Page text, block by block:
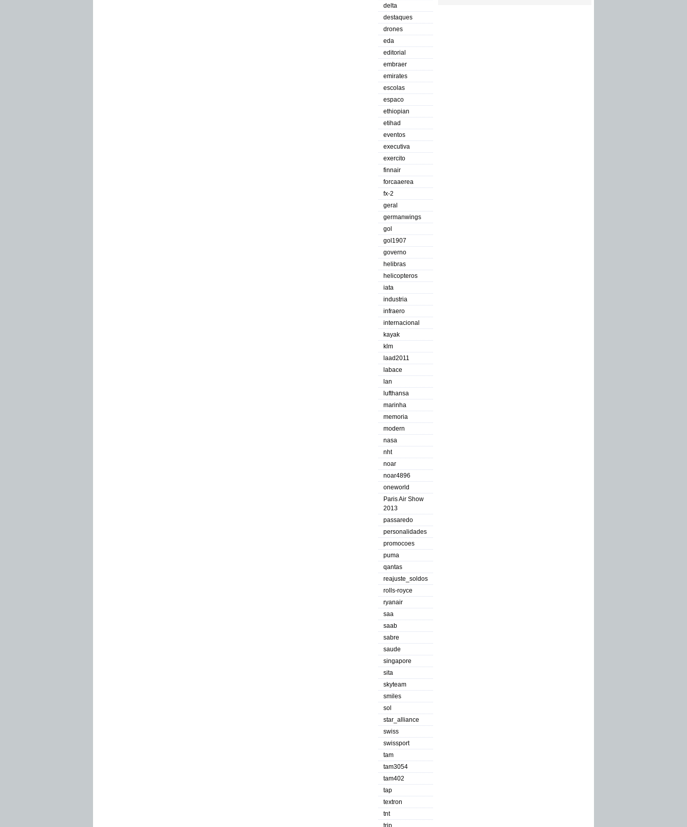
delta
destaques
drones
eda
editorial
embraer
emirates
escolas
espaco
ethiopian
etihad
eventos
executiva
exercito
finnair
forcaaerea
fx-2
geral
germanwings
gol
gol1907
governo
helibras
helicopteros
iata
industria
infraero
internacional
kayak
klm
laad2011
labace
lan
lufthansa
marinha
memoria
modern
nasa
nht
noar
noar4896
oneworld
Paris Air Show
2013
passaredo
personalidades
promocoes
puma
qantas
reajuste_soldos
rolls-royce
ryanair
saa
saab
sabre
saude
singapore
sita
skyteam
smiles
sol
star_alliance
swiss
swissport
tam
tam3054
tam402
tap
textron
tnt
trip